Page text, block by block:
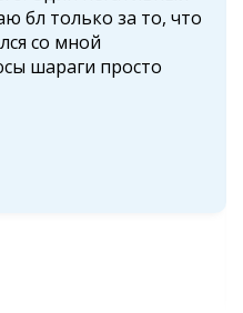
бл только за то, что
со мной
шараги просто